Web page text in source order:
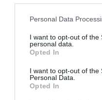
Personal Data
I want to opt-out of the
personal data.
Opted In
I want to opt-out of the
Personal Data.
Opted In